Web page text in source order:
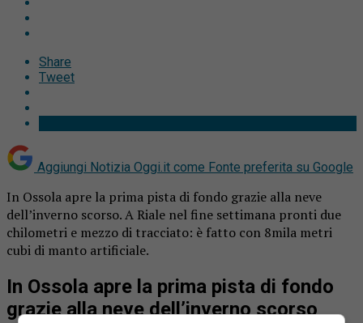
Share
Tweet
Aggiungi Notizia Oggi.it come Fonte preferita su Google
In Ossola apre la prima pista di fondo grazie alla neve
dell’inverno scorso. A Riale nel fine settimana pronti due
chilometri e mezzo di tracciato: è fatto con 8mila metri
cubi di manto artificiale.
In Ossola apre la prima pista di fondo
grazie alla neve dell’inverno scorso